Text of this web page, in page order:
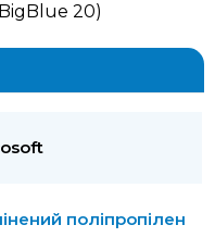
20)
поліпропілен